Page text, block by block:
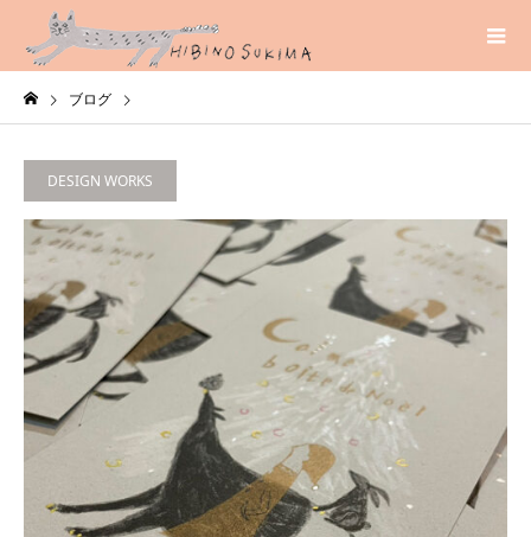
ブログ
DESIGN WORKS